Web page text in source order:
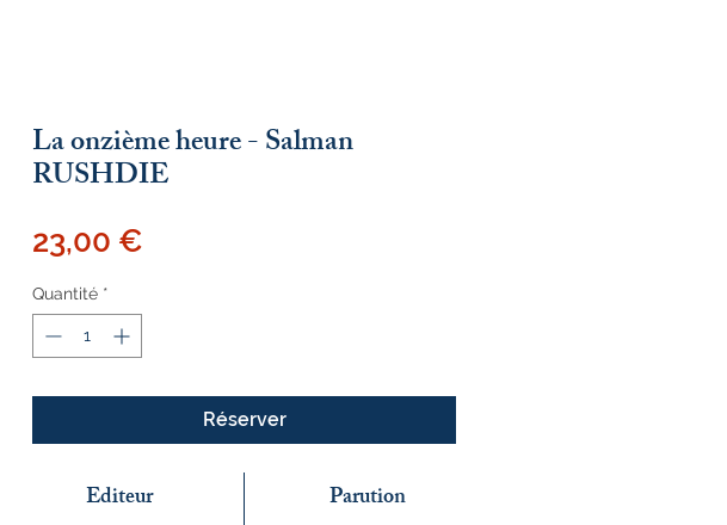
La onzième heure - Salman
RUSHDIE
23,00 €
Quantité *
Réserver
Editeur Parution